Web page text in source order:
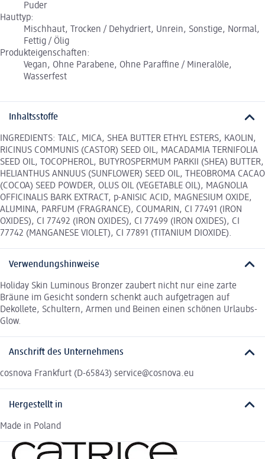
Puder
Hauttyp:
Mischhaut, Trocken / Dehydriert, Unrein, Sonstige, Normal,
Fettig / Ölig
Produkteigenschaften:
Vegan, Ohne Parabene, Ohne Paraffine / Mineralöle,
Wasserfest
Inhaltsstoffe
INGREDIENTS: TALC, MICA, SHEA BUTTER ETHYL ESTERS, KAOLIN,
RICINUS COMMUNIS (CASTOR) SEED OIL, MACADAMIA TERNIFOLIA
SEED OIL, TOCOPHEROL, BUTYROSPERMUM PARKII (SHEA) BUTTER,
HELIANTHUS ANNUUS (SUNFLOWER) SEED OIL, THEOBROMA CACAO
(COCOA) SEED POWDER, OLUS OIL (VEGETABLE OIL), MAGNOLIA
OFFICINALIS BARK EXTRACT, p-ANISIC ACID, MAGNESIUM OXIDE,
ALUMINA, PARFUM (FRAGRANCE), COUMARIN, CI 77491 (IRON
OXIDES), CI 77492 (IRON OXIDES), CI 77499 (IRON OXIDES), CI
77742 (MANGANESE VIOLET), CI 77891 (TITANIUM DIOXIDE).
Verwendungshinweise
Holiday Skin Luminous Bronzer zaubert nicht nur eine zarte
Bräune im Gesicht sondern schenkt auch aufgetragen auf
Dekollete, Schultern, Armen und Beinen einen schönen Urlaubs-
Glow.
Anschrift des Unternehmens
cosnova Frankfurt (D-65843) service@cosnova.eu
Hergestellt in
Made in Poland